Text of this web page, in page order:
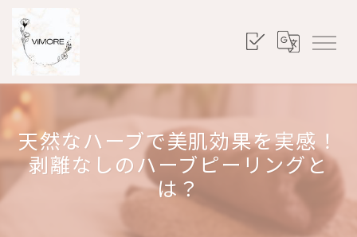
天然なハーブで美肌効果を実感！
剥離なしのハーブピーリングと
は？